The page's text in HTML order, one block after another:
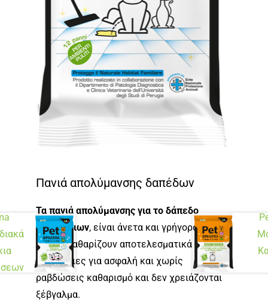
Πανιά απολύμανσης δαπέδων
Τα πανιά απολύμανσης για το δάπεδο
κατοικίδιων, είναι άνετα και γρήγορα στη
χρήση, καθαρίζουν αποτελεσματικά τις
επιφάνειες για ασφαλή και χωρίς
ραβδώσεις καθαρισμό και δεν χρειάζονται
ξέβγαλμα.